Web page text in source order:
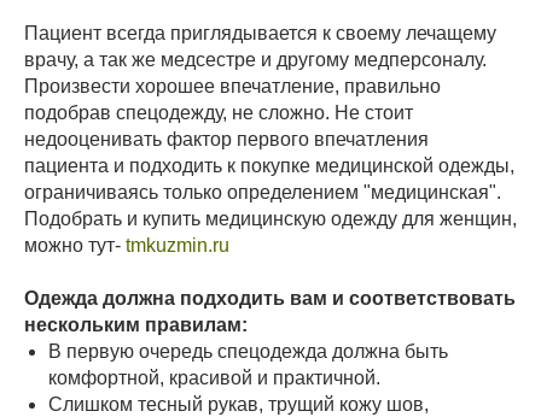
Пациент всегда приглядывается к своему лечащему
врачу, а так же медсестре и другому медперсоналу.
Произвести хорошее впечатление, правильно
подобрав спецодежду, не сложно. Не стоит
недооценивать фактор первого впечатления
пациента и подходить к покупке медицинской одежды,
ограничиваясь только определением "медицинская".
Подобрать и купить медицинскую одежду для женщин,
можно тут- tmkuzmin.ru
Одежда должна подходить вам и соответствовать
нескольким правилам:
В первую очередь спецодежда должна быть
комфортной, красивой и практичной.
Слишком тесный рукав, трущий кожу шов,